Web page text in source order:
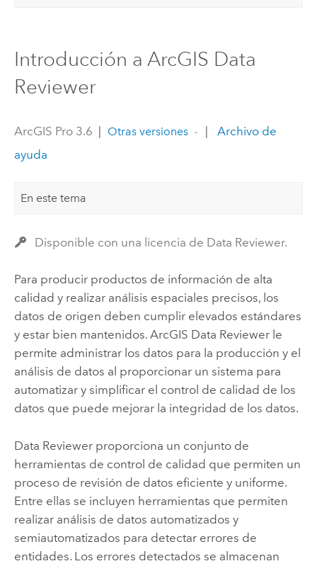
Introducción a ArcGIS Data
Reviewer
ArcGIS Pro 3.6 Otras versiones
Archivo de
ayuda
En este tema
Disponible con una licencia de Data Reviewer.
Para producir productos de información de alta
calidad y realizar análisis espaciales precisos, los
datos de origen deben cumplir elevados estándares
y estar bien mantenidos. ArcGIS Data Reviewerle
permite administrar los datos para la producción y el
análisis de datos al proporcionar un sistema para
automatizar y simplificar el control de calidad de los
datos que puede mejorar la integridad de los datos.
Data Reviewerproporciona un conjunto de
herramientas de control de calidad que permiten un
proceso de revisión de datos eficiente y uniforme.
Entre ellas se incluyen herramientas que permiten
realizar análisis de datos automatizados y
semiautomatizados para detectar errores de
entidades. Los errores detectados se almacenan